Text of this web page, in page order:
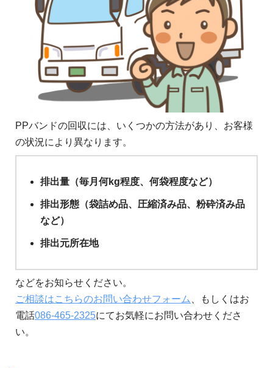
PPバンドの回収には、いくつかの方法があり、お客様
の状況により異なります。
排出量（毎月何kg程度、何袋程度など）
排出形態（袋詰め品、圧縮済み品、粉砕済み品
など）
排出元所在地
などをお知らせください。
ご相談はこちらのお問い合わせフォーム
、もしくはお
電話086-465-2325にてお気軽にお問い合わせくださ
い。